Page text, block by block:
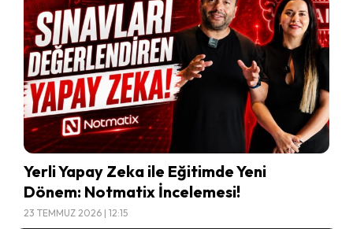
Yerli Yapay Zeka ile Eğitimde Yeni
Dönem: Notmatix İncelemesi!
23 TEMMUZ 2026 | 12:15